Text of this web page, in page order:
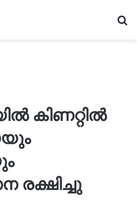
കിണറ്റിൽ
രക്ഷിച്ചു